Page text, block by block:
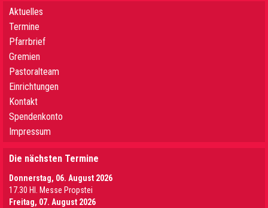
Aktuelles
Termine
Pfarrbrief
Gremien
Pastoralteam
Einrichtungen
Kontakt
Spendenkonto
Impressum
Die nächsten Termine
Donnerstag, 06. August 2026
17.30 Hl. Messe Propstei
Freitag, 07. August 2026